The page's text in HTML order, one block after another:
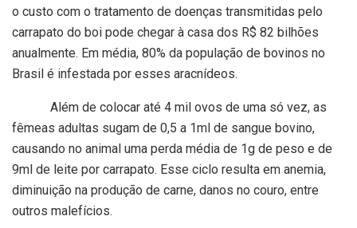
o custo com o tratamento de doenças transmitidas pelo
carrapato do boi pode chegar à casa dos R$ 82 bilhões
anualmente. Em média, 80% da população de bovinos no
Brasil é infestada por esses aracnídeos.
Além de colocar até 4 mil ovos de uma só vez, as
fêmeas adultas sugam de 0,5 a 1ml de sangue bovino,
causando no animal uma perda média de 1g de peso e de
9ml de leite por carrapato. Esse ciclo resulta em anemia,
diminuição na produção de carne, danos no couro, entre
outros malefícios.